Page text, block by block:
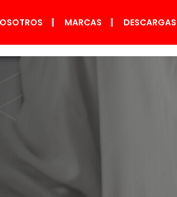
MARCAS DESCARGAS